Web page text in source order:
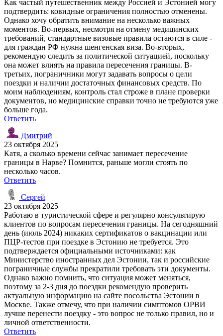
Как частый путешественник между Россией и Эстонией могу
подтвердить: ковидные ограничения полностью отменены.
Однако хочу обратить внимание на несколько важных
моментов. Во-первых, несмотря на отмену медицинских
требований, стандартные визовые правила остаются в силе -
для граждан РФ нужна шенгенская виза. Во-вторых,
рекомендую следить за политической ситуацией, поскольку
она может влиять на правила пересечения границы. В-
третьих, пограничники могут задавать вопросы о цели
поездки и наличии достаточных финансовых средств. По
моим наблюдениям, контроль стал строже в плане проверки
документов, но медицинские справки точно не требуются уже
больше года.
Ответить
Дмитрий
23 октября 2025
Катя, а сколько времени сейчас занимает пересечение
границы в Нарве? Помнится, раньше могли стоять по
несколько часов.
Ответить
Сергей
23 октября 2025
Работаю в туристической сфере и регулярно консультирую
клиентов по вопросам пересечения границы. На сегодняшний
день (июль 2024) никаких сертификатов о вакцинации или
ПЦР-тестов при поездке в Эстонию не требуется. Это
подтверждается официальными источниками: как
Министерство иностранных дел Эстонии, так и российские
пограничные службы прекратили требовать эти документы.
Однако важно помнить, что ситуация может меняться,
поэтому за 2-3 дня до поездки рекомендую проверить
актуальную информацию на сайте посольства Эстонии в
Москве. Также отмечу, что при наличии симптомов ОРВИ
лучше перенести поездку - это вопрос не только правил, но и
личной ответственности.
Ответить